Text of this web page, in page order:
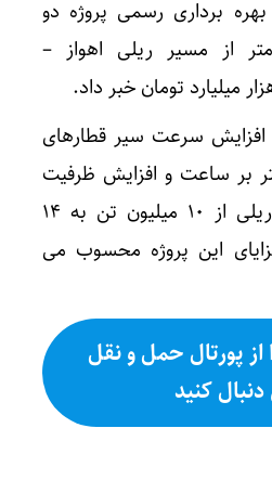
برداری رسمی پروژه دو
۷۰ کیلومتر از مسیر ریلی اهواز –
افزایش سرعت سیر قطارهای
۱۲۰ کیلومتر بر ساعت و افزایش ظرفیت
سالانه بار این محور ریلی از ۱۰ میلیون تن به ۱۴
این پروژه محسوب می
از پورتال حمل و نقل
کنید